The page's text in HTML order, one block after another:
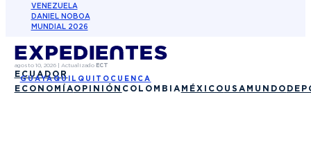
VENEZUELA
DANIEL NOBOA
MUNDIAL 2026
agosto 10, 2026| Actualizado ECT
ECUADOR
GUAYAQUIL QUITO CUENCA
ECONOMÍAOPINIÓN COLOMBIA MÉXICO USA MUNDO